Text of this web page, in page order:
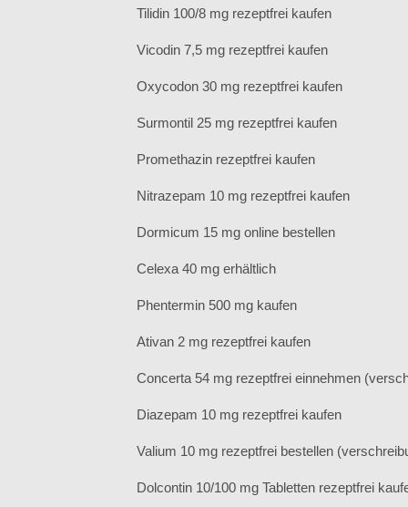
Tilidin 100/8 mg rezeptfrei kaufen
Vicodin 7,5 mg rezeptfrei kaufen
Oxycodon 30 mg rezeptfrei kaufen
Surmontil 25 mg rezeptfrei kaufen
Promethazin rezeptfrei kaufen
Nitrazepam 10 mg rezeptfrei kaufen
Dormicum 15 mg online bestellen
Celexa 40 mg erhältlich
Phentermin 500 mg kaufen
Ativan 2 mg rezeptfrei kaufen
Concerta 54 mg rezeptfrei einnehmen
Diazepam 10 mg rezeptfrei kaufen
Valium 10 mg rezeptfrei bestellen
Dolcontin 10/100 mg Tabletten rezeptfrei